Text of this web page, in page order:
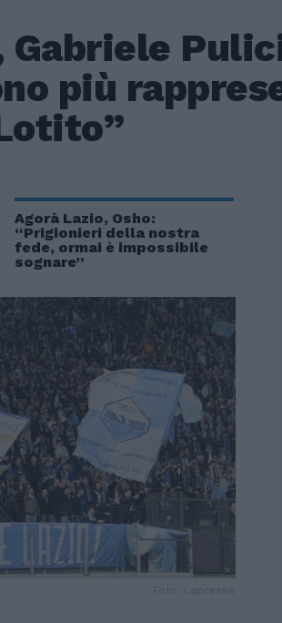
Gabriele
più
Agorà Lazio, Osho:
“Prigionieri della nostra
fede, ormai è impossibile
sognare”